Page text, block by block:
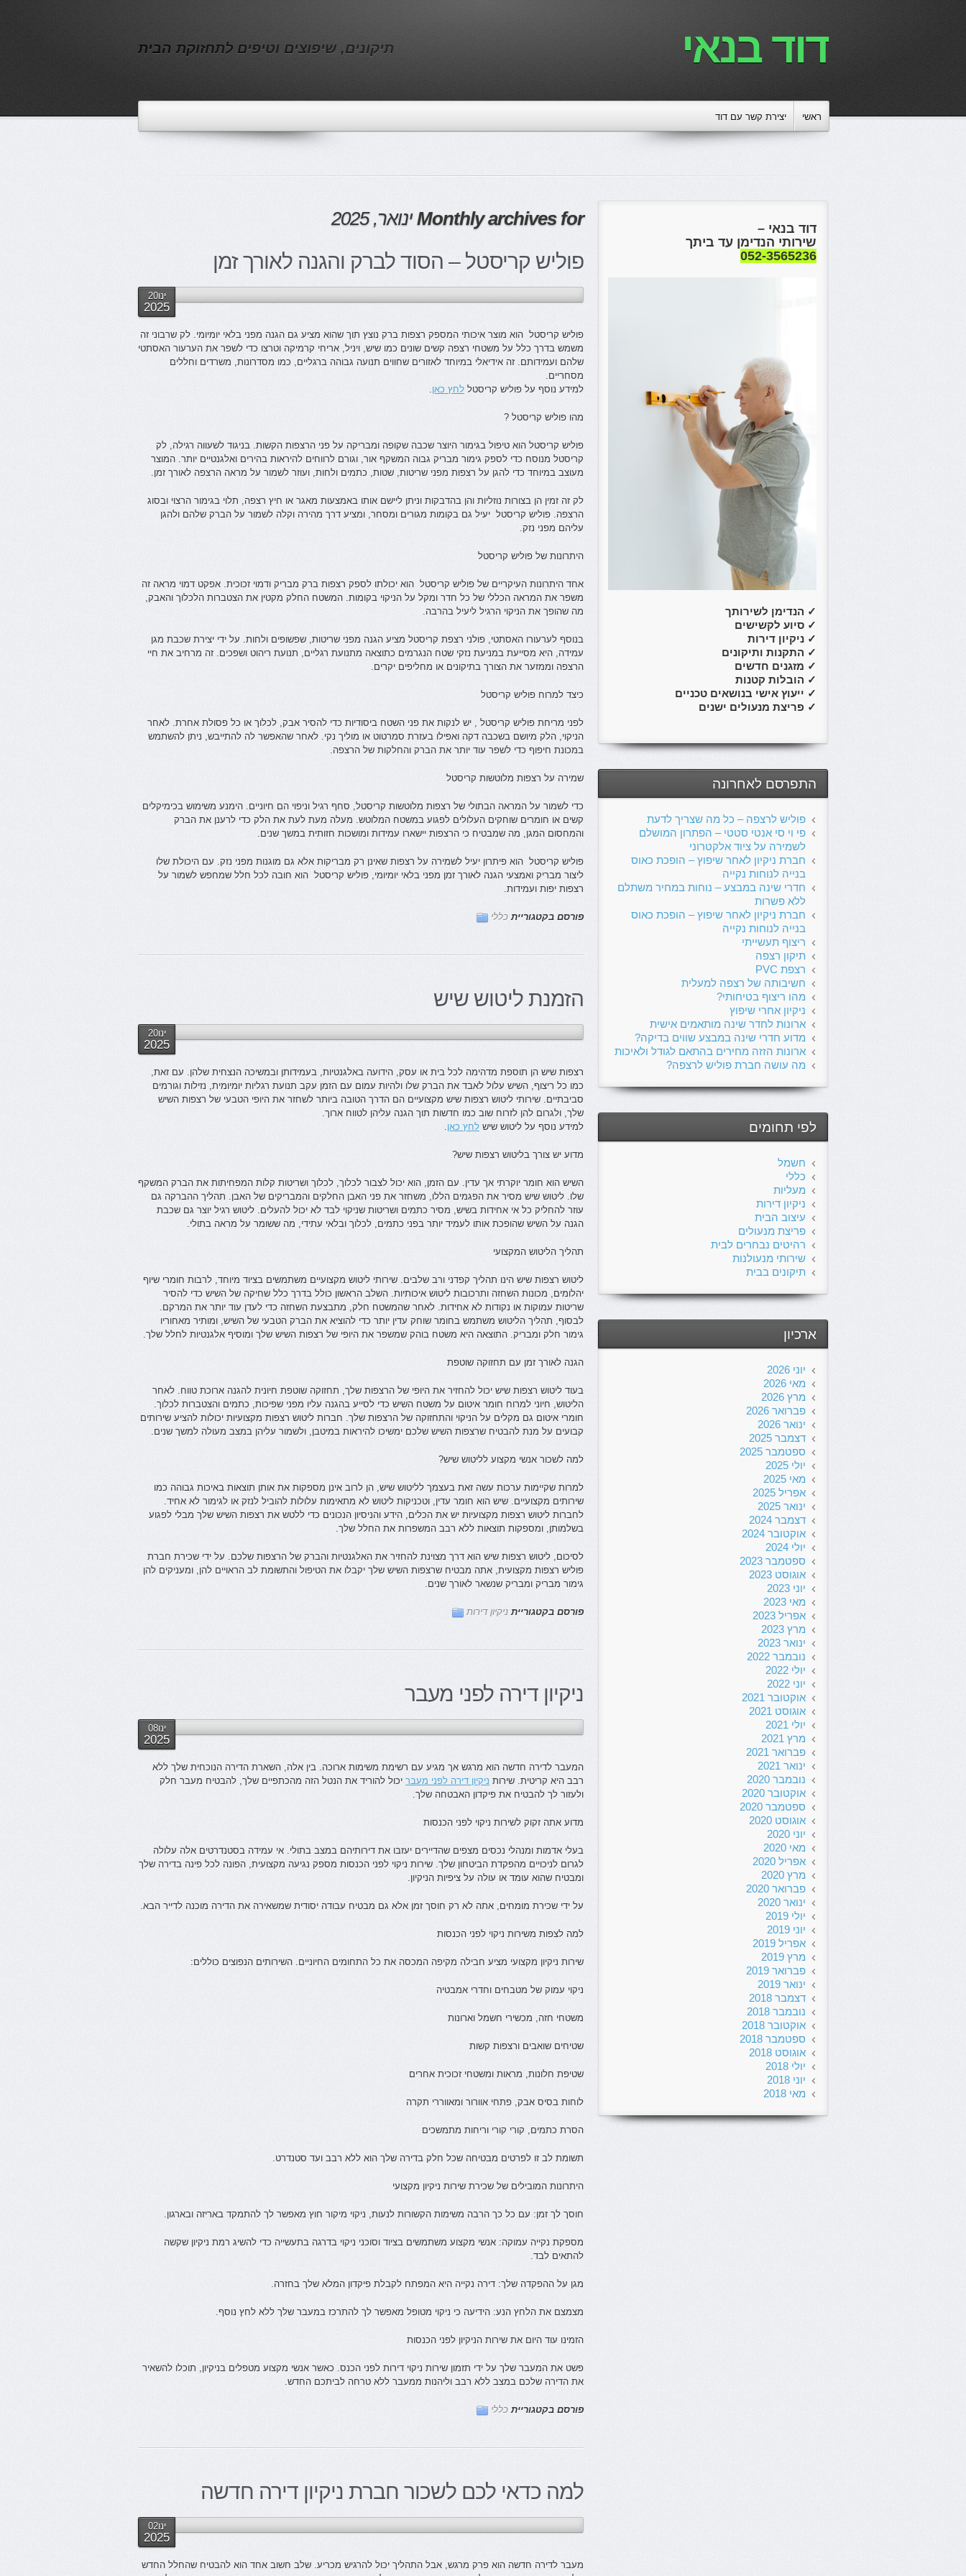
דוד בנאי תיקונים, שיפוצים וטיפים לתחזוקת הבית
ראשי יצירת קשר עם דוד
Monthly archives for ינואר, 2025
פוליש קריסטל – הסוד לברק והגנה לאורך זמן
ינו20
2025
פוליש קריסטל הוא מוצר איכותי המספק רצפות ברק נוצץ תוך שהוא מציע גם הגנה מפני בלאי יומיומי. לק שרבוני זה
משמש בדרך כלל על משטחי רצפה קשים שונים כמו שיש, ויניל, אריחי קרמיקה וטרצו כדי לשפר את הערעור האסתטי
שלהם ועמידותם. זה אידיאלי במיוחד לאזורים שחווים תנועה גבוהה ברגליים, כמו מסדרונות, משרדים וחללים
מסחריים.
למידע נוסף על פוליש קריסטל לחץ כאן.
מהו פוליש קריסטל ?
פוליש קריסטל הוא טיפול בגימור היוצר שכבה שקופה ומבריקה על פני הרצפות הקשות. בניגוד לשעווה רגילה, לק
קריסטל מנוסח כדי לספק גימור מבריק גבוה המשקף אור, וגורם לרווחים להיראות בהירים ואלגנטיים יותר. המוצר
מעוצב במיוחד כדי להגן על רצפות מפני שריטות, שטות, כתמים ולחות, ועוזר לשמור על מראה הרצפה לאורך זמן.
לק זה זמין הן בצורות נוזליות והן בהדבקות וניתן ליישם אותו באמצעות מאגר או חיץ רצפה, תלוי בגימור הרצוי ובסוג
הרצפה. פוליש קריסטל יעיל גם בקומות מגורים ומסחר, ומציע דרך מהירה וקלה לשמור על הברק שלהם ולהגן
עליהם מפני נזק.
היתרונות של פוליש קריסטל
אחד היתרונות העיקריים של פוליש קריסטל הוא יכולתו לספק רצפות ברק מבריק ודמוי זכוכית. אפקט דמוי מראה זה
משפר את המראה הכללי של כל חדר ומקל על הניקוי בקומות. המשטח החלק מקטין את הצטברות הלכלוך והאבק,
מה שהופך את הניקוי הרגיל ליעיל בהרבה.
בנוסף לערעורו האסתטי, פולני רצפת קריסטל מציע הגנה מפני שריטות, שפשופים ולחות. על ידי יצירת שכבת מגן
עמידה, היא מסייעת במניעת נזקי שטח הנגרמים כתוצאה מתנועת רגליים, תנועת ריהוט ושפכים. זה מרחיב את חיי
הרצפה וממזער את הצורך בתיקונים או מחליפים יקרים.
כיצד למרוח פוליש קריסטל
לפני מריחת פוליש קריסטל , יש לנקות את פני השטח ביסודיות כדי להסיר אבק, לכלוך או כל פסולת אחרת. לאחר
הניקוי, הלק מיושם בשכבה דקה ואפילו בעזרת סמרטוט או מוליך נקי. לאחר שהאפשר לה להתייבש, ניתן להשתמש
במכונת חיפוף כדי לשפר עוד יותר את הברק והחלקות של הרצפה.
שמירה על רצפות מלוטשות קריסטל
כדי לשמור על המראה הבתולי של רצפות מלוטשות קריסטל, סחף רגיל וניפוי הם חיוניים. הימנע משימוש בכימיקלים
קשים או חומרים שוחקים העלולים לפגוע במשטח המלוטש. מעלה מעת לעת את הלק כדי לרענן את הברק
והמחסום המגן, מה שמבטיח כי הרצפות יישארו עמידות ומושכות חזותית במשך שנים.
פוליש קריסטל הוא פיתרון יעיל לשמירה על רצפות שאינן רק מבריקות אלא גם מוגנות מפני נזק. עם היכולת שלו
ליצור מבריק ואמצעי הגנה לאורך זמן מפני בלאי יומיומי, פוליש קריסטל הוא חובה לכל חלל שמחפש לשמור על
רצפות יפות ועמידות.
פורסם בקטגוריית כללי
הזמנת ליטוש שיש
ינו20
2025
רצפות שיש הן תוספת מדהימה לכל בית או עסק, הידועה באלגנטיות, בעמידותן ובמשיכה הנצחית שלהן. עם זאת,
כמו כל ריצוף, השיש עלול לאבד את הברק שלו ולהיות עמום עם הזמן עקב תנועת רגליות יומיומית, נזילות וגורמים
סביבתיים. שירותי ליטוש רצפות שיש מקצועיים הם הדרך הטובה ביותר לשחזר את היופי הטבעי של רצפות השיש
שלך, ולגרום להן לזרוח שוב כמו חדשות תוך הגנה עליהן לטווח ארוך.
למידע נוסף על ליטוש שיש לחץ כאן.
מדוע יש צורך בליטוש רצפות שיש?
השיש הוא חומר יוקרתי אך עדין. עם הזמן, הוא יכול לצבור לכלוך, לכלוך ושריטות קלות המפחיתות את הברק המשקף
שלו. ליטוש שיש מסיר את הפגמים הללו, משחזר את פני האבן החלקים והמבריקים של האבן. תהליך ההברקה גם
עוזר להחליק כל אי אחידות בשיש, מסיר כתמים ושריטות שניקוי לבד לא יכול להעלים. ליטוש רגיל יוצר גם שכבת
הגנה על השיש שהופכת אותו לעמיד יותר בפני כתמים, לכלוך ובלאי עתידי, מה ששומר על מראה בתולי.
תהליך הליטוש המקצועי
ליטוש רצפות שיש הינו תהליך קפדני ורב שלבים. שירותי ליטוש מקצועיים משתמשים בציוד מיוחד, לרבות חומרי שיוף
יהלומים, מכונות השחזה ותרכובות ליטוש איכותיות. השלב הראשון כולל בדרך כלל שחיקה של השיש כדי להסיר
שריטות עמוקות או נקודות לא אחידות. לאחר שהמשטח חלק, מתבצעת השחזה כדי לעדן עוד יותר את המרקם.
לבסוף, תהליך הליטוש משתמש בחומר שוחק עדין יותר כדי להוציא את הברק הטבעי של השיש, ומותיר מאחוריו
גימור חלק ומבריק. התוצאה היא משטח בוהק שמשפר את היופי של רצפות השיש שלך ומוסיף אלגנטיות לחלל שלך.
הגנה לאורך זמן עם תחזוקה שוטפת
בעוד ליטוש רצפות שיש יכול להחזיר את היופי של הרצפות שלך, תחזוקה שוטפת חיונית להגנה ארוכת טווח. לאחר
הליטוש, חיוני למרוח חומר איטום על משטח השיש כדי לסייע בהגנה עליו מפני שפיכות, כתמים והצטברות לכלוך.
חומרי איטום גם מקלים על הניקוי והתחזוקה של הרצפות שלך. חברות ליטוש רצפות מקצועיות יכולות להציע שירותים
קבועים על מנת להבטיח שרצפות השיש שלכם ימשיכו להיראות במיטבן, ולשמור עליהן במצב מעולה למשך שנים.
למה לשכור אנשי מקצוע לליטוש שיש?
למרות שקיימות ערכות עשה זאת בעצמך לליטוש שיש, הן לרוב אינן מספקות את אותן תוצאות באיכות גבוהה כמו
שירותים מקצועיים. שיש הוא חומר עדין, וטכניקות ליטוש לא מתאימות עלולות להוביל לנזק או לגימור לא אחיד.
לחברות ליטוש רצפות מקצועיות יש את הכלים, הידע והניסיון הנכונים כדי ללטש את רצפות השיש שלך מבלי לפגוע
בשלמותן, ומספקות תוצאות ללא רבב המשפרות את החלל שלך.
לסיכום, ליטוש רצפות שיש הוא דרך מצוינת להחזיר את האלגנטיות והברק של הרצפות שלכם. על ידי שכירת חברת
פוליש רצפות מקצועית, אתה מבטיח שרצפות השיש שלך יקבלו את הטיפול והתשומת לב הראויים להן, ומעניקים להן
גימור מבריק ומבריק שנשאר לאורך שנים.
פורסם בקטגוריית ניקיון דירות
ניקיון דירה לפני מעבר
ינו08
2025
המעבר לדירה חדשה הוא מרגש אך מגיע עם רשימת משימות ארוכה. בין אלה, השארת הדירה הנוכחית שלך ללא
רבב היא קריטית. שירות ניקיון דירה לפני מעבר יכול להוריד את הנטל הזה מהכתפיים שלך, להבטיח מעבר חלק
ולעזור לך להבטיח את פיקדון האבטחה שלך.
מדוע אתה זקוק לשירות ניקוי לפני הכנסות
בעלי אדמות ומנהלי נכסים מצפים שהדיירים יעזבו את דירותיהם במצב בתולי. אי עמידה בסטנדרטים אלה עלולה
לגרום לניכויים מהפקדת הביטחון שלך. שירות ניקוי לפני הכנסות מספק נגיעה מקצועית, הפונה לכל פינה בדירה שלך
ומבטיח שהוא עומד או עולה על ציפיות הניקיון.
על ידי שכירת מומחים, אתה לא רק חוסך זמן אלא גם מבטיח עבודה יסודית שמשאירה את הדירה מוכנה לדייר הבא.
למה לצפות משירות ניקוי לפני הכנסות
שירות ניקיון מקצועי מציע חבילה מקיפה המכסה את כל התחומים החיוניים. השירותים הנפוצים כוללים:
ניקוי עמוק של מטבחים וחדרי אמבטיה
משטחי חזה, מכשירי חשמל וארונות
שטיחים שואבים ורצפות קשות
שטיפת חלונות, מראות ומשטחי זכוכית אחרים
לוחות בסיס אבק, פתחי אוורור ומאווררי תקרה
הסרת כתמים, קורי קורי וריחות מתמשכים
תשומת לב זו לפרטים מבטיחה שכל חלק בדירה שלך הוא ללא רבב ועד סטנדרט.
היתרונות המובילים של שכירת שירות ניקיון מקצועי
חוסך לך זמן: עם כל כך הרבה משימות הקשורות לנעות, ניקוי מיקור חוץ מאפשר לך להתמקד באריזה ובארגון.
מספקת נקייה עמוקה: אנשי מקצוע משתמשים בציוד וסוכני ניקוי בדרגה בתעשייה כדי להשיג רמת ניקיון שקשה
להתאים לבד.
מגן על ההפקדה שלך: דירה נקייה היא המפתח לקבלת פיקדון המלא שלך בחזרה.
מצמצם את הלחץ הנע: הידיעה כי ניקוי מטופל מאפשר לך להתרכז במעבר שלך ללא לחץ נוסף.
הזמינו עוד היום את שירות הניקיון לפני הכנסות
פשט את המעבר שלך על ידי תזמון שירות ניקוי דירות לפני הכנס. כאשר אנשי מקצוע מטפלים בניקיון, תוכלו להשאיר
את הדירה שלכם במצב ללא רבב וליהנות ממעבר ללא טרחה לביתכם החדש.
פורסם בקטגוריית כללי
למה כדאי לכם לשכור חברת ניקיון דירה חדשה
ינו02
2025
מעבר לדירה חדשה הוא פרק מרגש, אבל התהליך יכול להרגיש מכריע. שלב חשוב אחד הוא להבטיח שהחלל החדש
דוד בנאי –
שירותי הנדימן עד ביתך
052-3565236
✓ הנדימן לשירותך
✓ סיוע לקשישים
✓ ניקיון דירות
✓ התקנות ותיקונים
✓ מזגנים חדשים
✓ הובלות קטנות
✓ ייעוץ אישי בנושאים טכניים
✓ פריצת מנעולים ישנים
התפרסם לאחרונה
פוליש לרצפה – כל מה שצריך לדעת
פי וי סי אנטי סטטי – הפתרון המושלם
לשמירה על ציוד אלקטרוני
חברת ניקיון לאחר שיפוץ – הופכת כאוס
בנייה לנוחות נקייה
חדרי שינה במבצע – נוחות במחיר משתלם
ללא פשרות
חברת ניקיון לאחר שיפוץ – הופכת כאוס
בנייה לנוחות נקייה
ריצוף תעשייתי
תיקון רצפה
רצפת PVC
חשיבותה של רצפה למעלית
מהו ריצוף בטיחותי?
ניקיון אחרי שיפוץ
ארונות לחדר שינה מותאמים אישית
מדוע חדרי שינה במבצע שווים בדיקה?
ארונות הזזה מחירים בהתאם לגודל ולאיכות
מה עושה חברת פוליש לרצפה?
לפי תחומים
חשמל
כללי
מעליות
ניקיון דירות
עיצוב הבית
פריצת מנעולים
רהיטים נבחרים לבית
שירותי מנעולנות
תיקונים בבית
ארכיון
יוני 2026
מאי 2026
מרץ 2026
פברואר 2026
ינואר 2026
דצמבר 2025
ספטמבר 2025
יולי 2025
מאי 2025
אפריל 2025
ינואר 2025
דצמבר 2024
אוקטובר 2024
יולי 2024
ספטמבר 2023
אוגוסט 2023
יוני 2023
מאי 2023
אפריל 2023
מרץ 2023
ינואר 2023
נובמבר 2022
יולי 2022
יוני 2022
אוקטובר 2021
אוגוסט 2021
יולי 2021
מרץ 2021
פברואר 2021
ינואר 2021
נובמבר 2020
אוקטובר 2020
ספטמבר 2020
אוגוסט 2020
יוני 2020
מאי 2020
אפריל 2020
מרץ 2020
פברואר 2020
ינואר 2020
יולי 2019
יוני 2019
אפריל 2019
מרץ 2019
פברואר 2019
ינואר 2019
דצמבר 2018
נובמבר 2018
אוקטובר 2018
ספטמבר 2018
אוגוסט 2018
יולי 2018
יוני 2018
מאי 2018